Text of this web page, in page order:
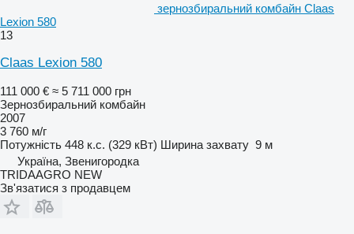
зернозбиральний комбайн Claas
Lexion 580
13
Claas Lexion 580
111 000 € ≈ 5 711 000 грн
Зернозбиральний комбайн
2007
3 760 м/г
Потужність 448 к.с. (329 кВт) Ширина захвату 9 м
Україна, Звенигородка
TRIDAAGRO NEW
Зв'язатися з продавцем